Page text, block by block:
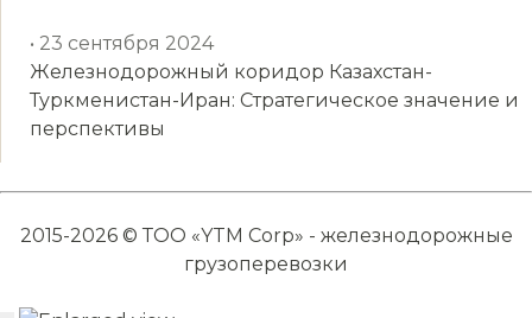
• 23 сентября 2024
Железнодорожный коридор Казахстан-
Туркменистан-Иран: Стратегическое значение и
перспективы
2015-2026 © ТОО «YTM Corp» - железнодорожные
грузоперевозки